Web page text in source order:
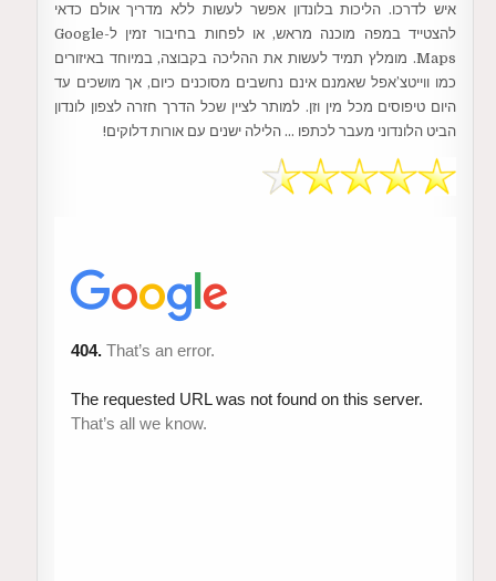
איש לדרכו. הליכות בלונדון אפשר לעשות ללא מדריך אולם כדאי
להצטייד במפה מוכנה מראש, או לפחות בחיבור זמין ל-Google
Maps. מומלץ תמיד לעשות את ההליכה בקבוצה, במיוחד באיזורים
כמו ווייטצ’אפל שאמנם אינם נחשבים מסוכנים כיום, אך מושכים עד
היום טיפוסים מכל מין וזן. למותר לציין שכל הדרך חזרה לצפון לונדון
הביט הלונדוני מעבר לכתפו … הלילה ישנים עם אורות דלוקים!